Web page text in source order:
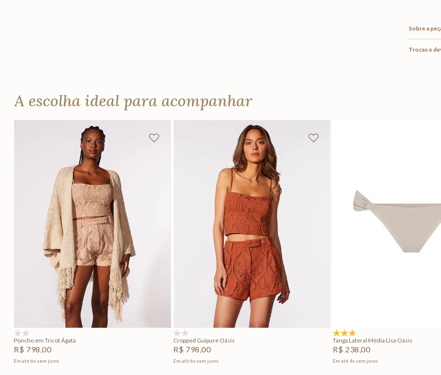
Sobre a
Trocas e
A escolha ideal para acompanhar
U
Adicionar na sacola
Poncho em Tricot Ágata
R$ 798,00
Em até6x sem juros
P M G
Adicionar na sacola
Cropped Guipure Oásis
R$ 798,00
Em até6x sem juros
Tanga Lateral Média Lisa Oásis
R$ 238,00
Em até4x sem juros